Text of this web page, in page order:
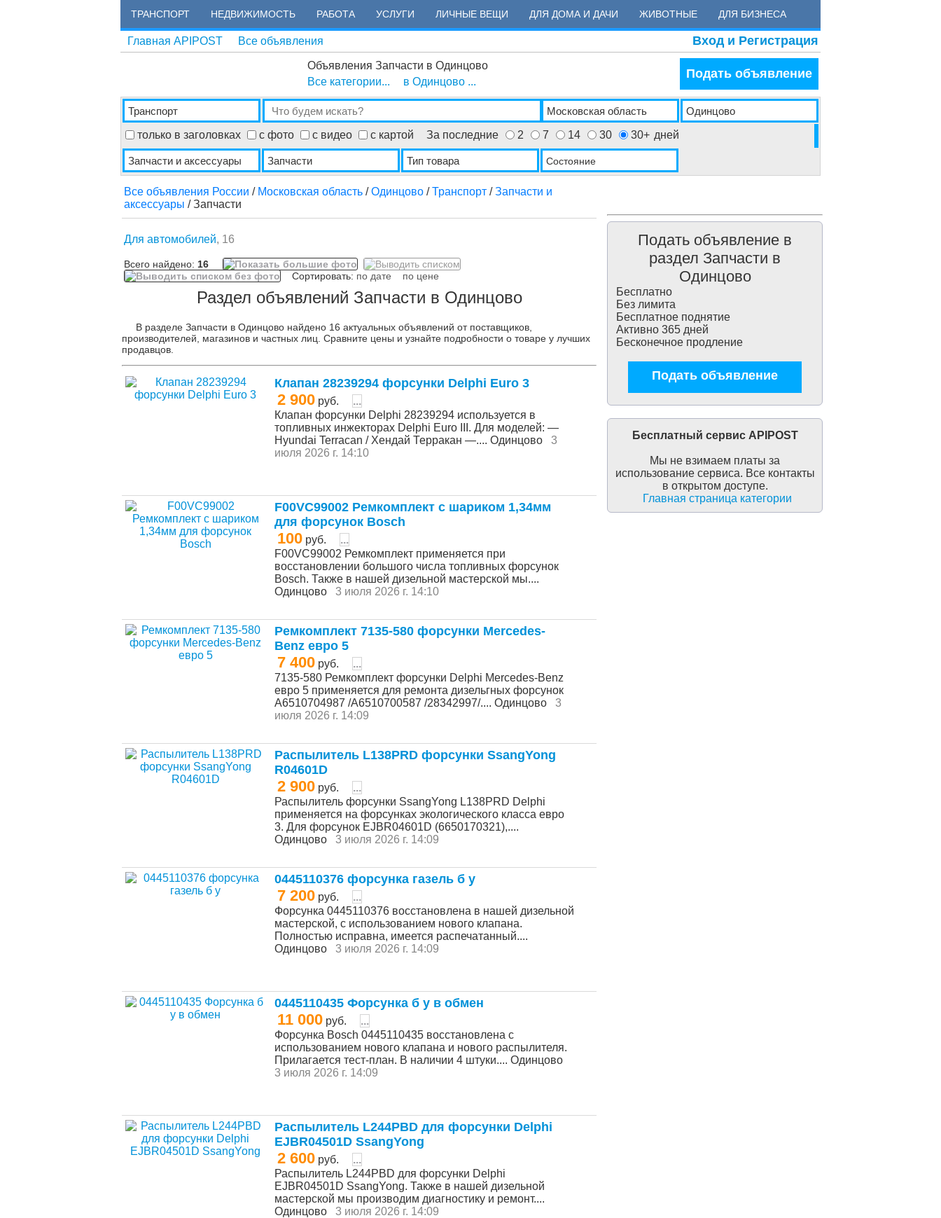
ТРАНСПОРТ НЕДВИЖИМОСТЬ РАБОТА УСЛУГИ ЛИЧНЫЕ ВЕЩИ ДЛЯ ДОМА И ДАЧИ ЖИВОТНЫЕ ДЛЯ БИЗНЕСА
Главная APIPOST Все объявления Вход и Регистрация
Объявления Запчасти в Одинцово
Все категории...
в Одинцово ...
Подать объявление
только в заголовках с фото с видео с картой За последние 2 7 14 30 30+ дней
Состояние
Все объявления России / Московская область /Одинцово /Транспорт /Запчасти и
аксессуары / Запчасти
Для автомобилей, 16
Всего найдено: 16
Сортировать: по дате по цене
Раздел объявлений Запчасти в Одинцово
В разделе Запчасти в Одинцово найдено 16 актуальных объявлений от поставщиков,
производителей, магазинов и частных лиц. Сравните цены и узнайте подробности о товаре у лучших
продавцов.
Клапан 28239294 форсунки Delphi Euro 3
2 900 руб.
...
Клапан форсунки Delphi 28239294 используется в
топливных инжекторах Delphi Euro III. Для моделей: —
Hyundai Terracan / Хендай Терракан —.... Одинцово
3
июля 2026 г. 14:10
F00VC99002 Ремкомплект с шариком 1,34мм
для форсунок Bosch
100 руб.
...
F00VC99002 Ремкомплект применяется при
восстановлении большого числа топливных форсунок
Bosch. Также в нашей дизельной мастерской мы....
Одинцово
3 июля 2026 г. 14:10
Ремкомплект 7135-580 форсунки Mercedes-
Benz евро 5
7 400 руб.
...
7135-580 Ремкомплект форсунки Delphi Mercedes-Benz
евро 5 применяется для ремонта дизельгных форсунок
А6510704987 /А6510700587 /28342997/.... Одинцово
3
июля 2026 г. 14:09
Распылитель L138PRD форсунки SsangYong
R04601D
2 900 руб.
...
Распылитель форсунки SsangYong L138PRD Delphi
применяется на форсунках экологического класса евро
3. Для форсунок EJBR04601D (6650170321),....
Одинцово
3 июля 2026 г. 14:09
0445110376 форсунка газель б у
7 200 руб.
...
Форсунка 0445110376 восстановлена в нашей дизельной
мастерской, с использованием нового клапана.
Полностью исправна, имеется распечатанный....
Одинцово
3 июля 2026 г. 14:09
0445110435 Форсунка б у в обмен
11 000 руб.
...
Форсунка Bosch 0445110435 восстановлена с
использованием нового клапана и нового распылителя.
Прилагается тест-план. В наличии 4 штуки.... Одинцово
3 июля 2026 г. 14:09
Распылитель L244PBD для форсунки Delphi
EJBR04501D SsangYong
2 600 руб.
...
Распылитель L244PBD для форсунки Delphi
EJBR04501D SsangYong. Также в нашей дизельной
мастерской мы производим диагностику и ремонт....
Одинцово
3 июля 2026 г. 14:09
Подать объявление в
раздел Запчасти в
Одинцово
Бесплатно
Без лимита
Бесплатное поднятие
Активно 365 дней
Бесконечное продление
Подать объявление
Бесплатный сервис APIPOST
Мы не взимаем платы за
использование сервиса. Все контакты
в открытом доступе.
Главная страница категории